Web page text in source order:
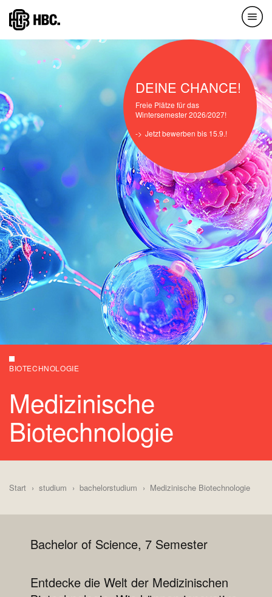
Direkt
zum
Inhalt
BIOTECHNOLOGIE
Medizinische
Biotechnologie
Start studium bachelorstudium Medizinische Biotechnologie
Bachelor of Science, 7 Semester
Entdecke die Welt der Medizinischen
DEINE CHANCE!
Freie Plätze für das
Wintersemester 2026/2027!
Jetzt bewerben bis 15.9.!